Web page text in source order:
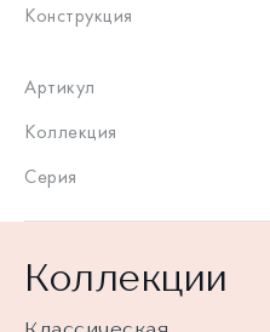
Конструкция
Артикул
Коллекция
Серия
Коллекции